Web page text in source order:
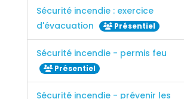
Sécurité incendie : exercice
d'évacuation
Présentiel
Sécurité incendie - permis feu
Présentiel
Sécurité incendie - prévenir les